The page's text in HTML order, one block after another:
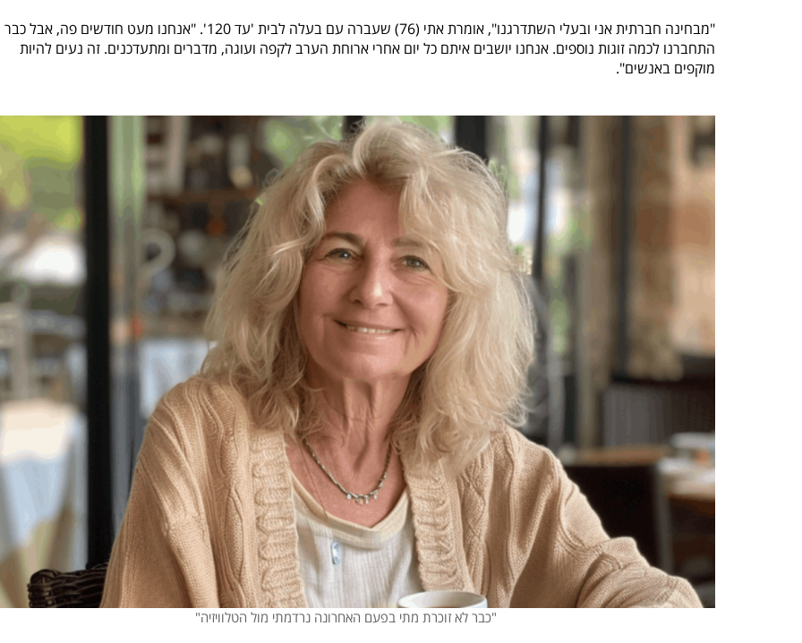
"מבחינה חברתית אני ובעלי השתדרגנו", אומרת אתי (76) שעברה עם בעלה לבית 'עד 120'. "אנחנו מעט חודשים פה, אבל כבר
התחברנו לכמה זוגות נוספים. אנחנו יושבים איתם כל יום אחרי ארוחת הערב לקפה ועוגה, מדברים ומתעדכנים. זה נעים להיות
מוקפים באנשים".
"כבר לא זוכרת מתי בפעם האחרונה נרדמתי מול הטלוויזיה"